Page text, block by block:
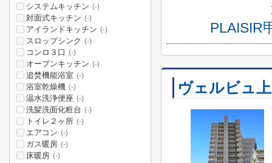
PLAISIR
ヴェルビュ
システムキッチン (-)
対面式キッチン (-)
アイランドキッチン (-)
スロップシンク (-)
コンロ３口 (-)
オープンキッチン (-)
追焚機能浴室 (-)
浴室乾燥機 (-)
温水洗浄便座 (-)
洗髪洗面化粧台 (-)
トイレ２ヶ所 (-)
エアコン (-)
ガス暖房 (-)
床暖房 (-)